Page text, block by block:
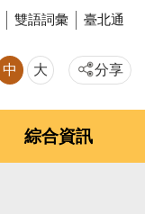
雙語詞彙 臺北通
中 大 分享
綜合資訊